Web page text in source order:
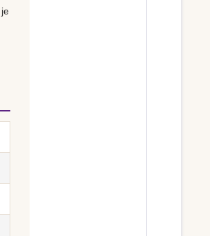
je